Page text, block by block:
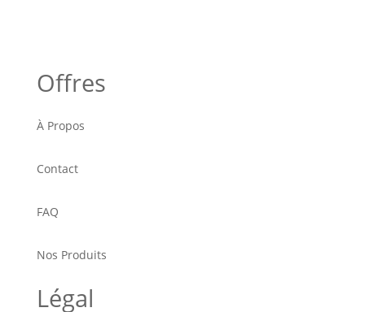
Offres
À Propos
Contact
FAQ
Nos Produits
Légal